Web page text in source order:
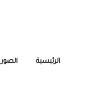
الرئيسية الصور